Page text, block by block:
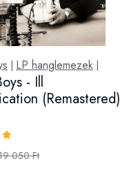
LP hanglemezek
- Ill
(Remastered)
050 Ft